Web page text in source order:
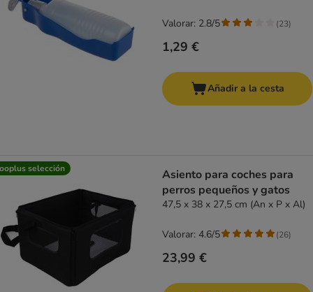
1,29 €
Valorar: 2.8/5 (23)
Añadir a la cesta
selección
Asiento para coches para
perros pequeños y gatos
47,5 x 38 x 27,5 cm (An x P x Al)
23,99 €
Valorar: 4.6/5 (26)